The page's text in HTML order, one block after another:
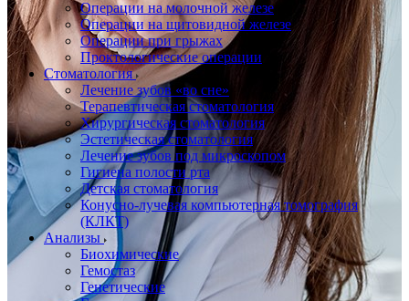
Операции на молочной железе
Операции на щитовидной железе
Операции при грыжах
Проктологические операции
Стоматология
Лечение зубов «во сне»
Терапевтическая стоматология
Хирургическая стоматология
Эстетическая стоматология
Лечение зубов под микроскопом
Гигиена полости рта
Детская стоматология
Конусно-лучевая компьютерная томография
(КЛКТ)
Анализы
Биохимические
Гемостаз
Генетические